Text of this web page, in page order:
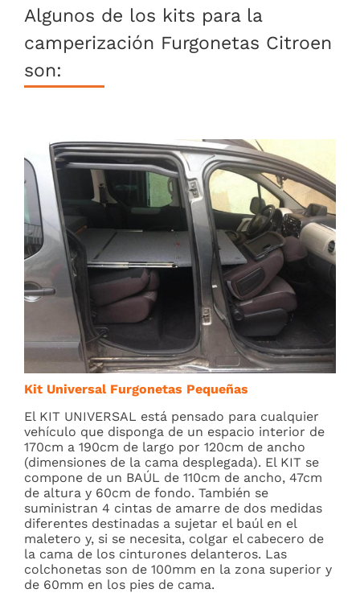
Algunos de los kits para la
camperización Furgonetas Citroen
son:
Kit Universal Furgonetas Pequeñas
El KIT UNIVERSAL está pensado para cualquier
vehículo que disponga de un espacio interior de
170cm a 190cm de largo por 120cm de ancho
(dimensiones de la cama desplegada). El KIT se
compone de un BAÚL de 110cm de ancho, 47cm
de altura y 60cm de fondo. También se
suministran 4 cintas de amarre de dos medidas
diferentes destinadas a sujetar el baúl en el
maletero y, si se necesita, colgar el cabecero de
la cama de los cinturones delanteros. Las
colchonetas son de 100mm en la zona superior y
de 60mm en los pies de cama.